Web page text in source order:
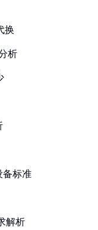
换
析
备标准
解析